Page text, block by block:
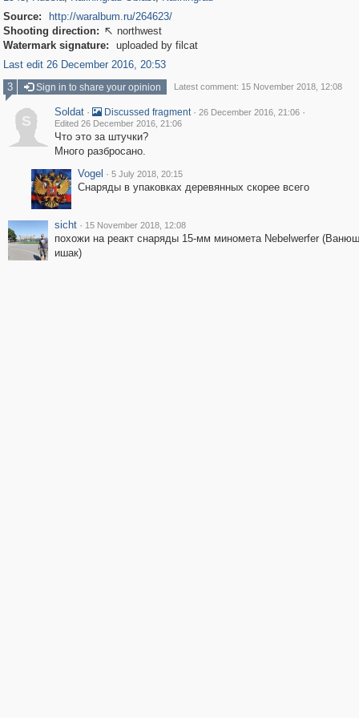
Source:
http://waralbum.ru/264623/
Shooting direction:  northwest
Watermark signature:
uploaded by filcat
Last edit 26 December 2016, 20:53
3
Sign in to share your opinion Latest comment: 15 November 2018, 12:08
S
Soldat · Discussed fragment · 26 December 2016, 21:06 ·
Edited 26 December 2016, 21:06
Что это за штучки?
Много разбросано.
Vogel · 5 July 2018, 20:15
Снаряды в упаковках деревянных скорее всего
sicht · 15 November 2018, 12:08
похожи на реакт снаряды 15-мм миномета Nebelwerfer
ишак)